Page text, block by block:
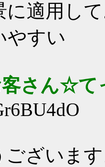
に適用し
やすい
さん☆て
ございま